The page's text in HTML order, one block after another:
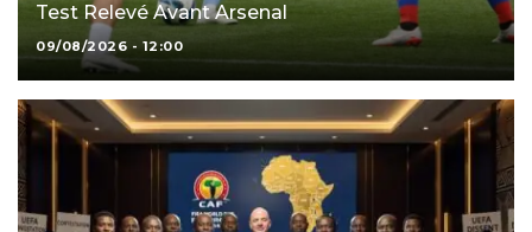
Test Relevé Avant Arsenal
09/08/2026 - 12:00